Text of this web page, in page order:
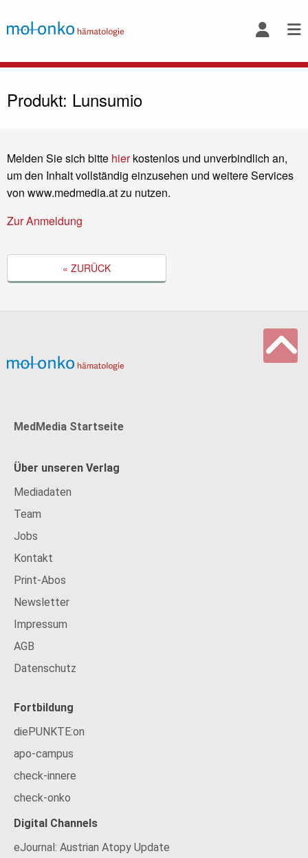
Produkt: Lunsumio
Melden Sie sich bitte hierkostenlos und unverbindlich an,
um den Inhalt vollständig einzusehen und weitere Services
von www.medmedia.at zu nutzen.
Zur Anmeldung
« ZURÜCK
MedMedia Startseite
Über unseren Verlag
Mediadaten
Team
Jobs
Kontakt
Print-Abos
Newsletter
Impressum
AGB
Datenschutz
Fortbildung
diePUNKTE:on
apo-campus
check-innere
check-onko
Digital Channels
eJournal: Austrian Atopy Update